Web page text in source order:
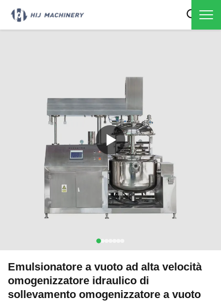
Emulsionatore a vuoto ad alta velocità
omogenizzatore idraulico di
sollevamento omogenizzatore a vuoto